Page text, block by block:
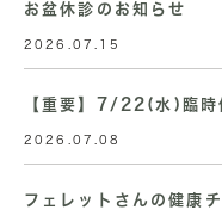
お盆休診のお知らせ
2026.07.15
【重要】7/22(水)臨時
2026.07.08
フェレットさんの健康